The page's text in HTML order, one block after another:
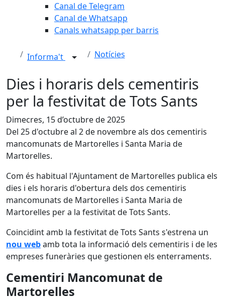
Canal de Telegram
Canal de Whatsapp
Canals whatsapp per barris
Informa't Notícies
Dies i horaris dels cementiris
per la festivitat de Tots Sants
Dimecres, 15 d’octubre de 2025
Del 25 d'octubre al 2 de novembre als dos cementiris
mancomunats de Martorelles i Santa Maria de
Martorelles.
Com és habitual l'Ajuntament de Martorelles publica els
dies i els horaris d'obertura dels dos cementiris
mancomunats de Martorelles i Santa Maria de
Martorelles per a la festivitat de Tots Sants.
Coincidint amb la festivitat de Tots Sants s'estrena un
nou webamb tota la informació dels cementiris i de les
empreses funeràries que gestionen els enterraments.
Cementiri Mancomunat de
Martorelles